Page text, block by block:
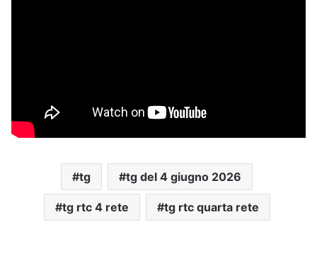
tg tg del 4 giugno 2026
tg rtc 4 rete tg rtc quarta rete